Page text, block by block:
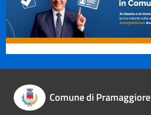
Comune di Pramaggiore